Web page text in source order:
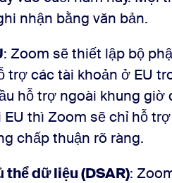
nhận bằng văn bản.
: Zoom sẽ thiết lập bộ
trợ các tài khoản ở EU
hỗ trợ ngoài khung
thì Zoom sẽ chỉ hỗ
chấp thuận rõ ràng.
thể dữ liệu (DSAR):